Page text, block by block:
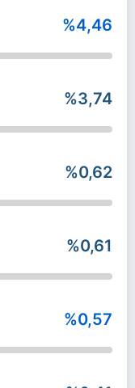
%4,46
%3,74
%0,62
%0,61
%0,57